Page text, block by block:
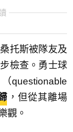
托斯被隊友及
檢查。勇士球
questionable
，但從其離場
觀。